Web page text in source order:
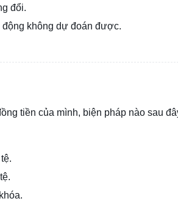
đổi.
không dự đoán được.
tiền của mình, biện pháp nào sau